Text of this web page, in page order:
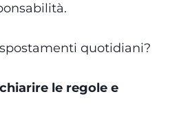
quotidiani?
chiarire le regole e